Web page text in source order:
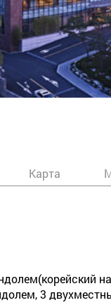
Карта
3